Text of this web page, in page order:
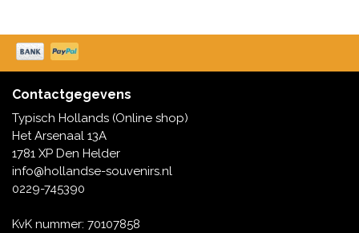
Contactgegevens
Typisch Hollands (Online shop)
Het Arsenaal 13A
1781 XP Den Helder
info@hollandse-souvenirs.nl
0229-745390
KvK nummer: 70107858